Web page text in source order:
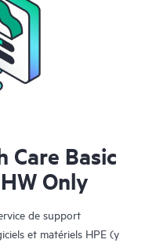
Care Basic
Only
de support
et matériels HPE (y